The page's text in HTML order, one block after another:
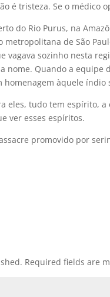
é tristeza. Se o médico
do Rio Purus, na
metropolitana de São
vagava sozinho nesta
nome. Quando a
homenagem àquele índio
eles, tudo tem espírito,
ver esses espíritos.
promovido por
Required fields are